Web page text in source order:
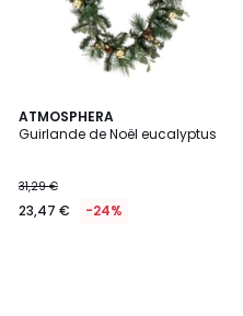
ATMOSPHERA
Guirlande de Noël eucalyptus
31,29 €
23,47 € -24%